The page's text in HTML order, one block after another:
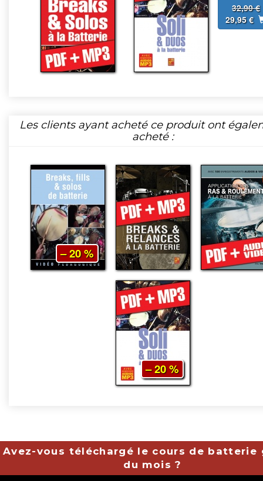
32,90 €
29,95 €
Les clients ayant acheté ce produit ont
acheté :
– 20 %
– 20 %
Avez-vous téléchargé le cours de batterie
du mois ?